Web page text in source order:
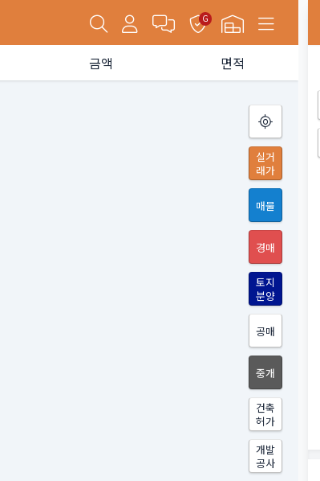
G
금액 면적
실거
래가
매물
경매
토지
분양
공매
중개
건축
허가
개발
공사